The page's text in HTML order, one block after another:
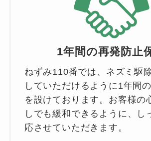
1年間の再発防止
ねずみ110番では、ネズミ駆
していただけるように1年間
を設けております。お客様の
しでも緩和できるように、し
応させていただきます。